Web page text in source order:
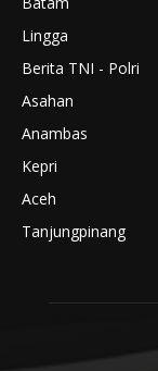
Lingga
Berita TNI - Polri
Asahan
Anambas
Kepri
Aceh
Tanjungpinang